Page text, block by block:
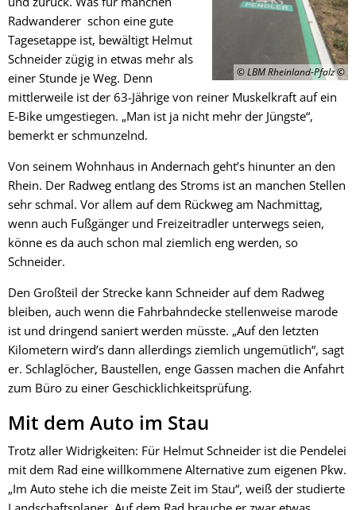
© LBM Rheinland-Pfalz
Radwanderer schon eine gute
Tagesetappe ist, bewältigt Helmut
Schneider zügig in etwas mehr als
einer Stunde je Weg. Denn
mittlerweile ist der 63-Jährige von reiner Muskelkraft auf ein
E-Bike umgestiegen. „Man ist ja nicht mehr der Jüngste“,
bemerkt er schmunzelnd.
Von seinem Wohnhaus in Andernach geht’s hinunter an den
Rhein. Der Radweg entlang des Stroms ist an manchen Stellen
sehr schmal. Vor allem auf dem Rückweg am Nachmittag,
wenn auch Fußgänger und Freizeitradler unterwegs seien,
könne es da auch schon mal ziemlich eng werden, so
Schneider.
Den Großteil der Strecke kann Schneider auf dem Radweg
bleiben, auch wenn die Fahrbahndecke stellenweise marode
ist und dringend saniert werden müsste. „Auf den letzten
Kilometern wird’s dann allerdings ziemlich ungemütlich“, sagt
er. Schlaglöcher, Baustellen, enge Gassen machen die Anfahrt
zum Büro zu einer Geschicklichkeitsprüfung.
Mit dem Auto im Stau
Trotz aller Widrigkeiten: Für Helmut Schneider ist die Pendelei
mit dem Rad eine willkommene Alternative zum eigenen Pkw.
„Im Auto stehe ich die meiste Zeit im Stau“, weiß der studierte